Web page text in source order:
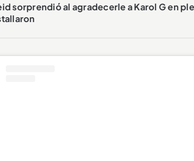
sorprendió al agradecerle a Karol G en